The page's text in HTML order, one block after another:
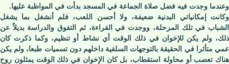
وعندما وجدت فيه فضل صلاة الجماعة في المسجد بدأت في المواظبة عليها.
وكانت إمكانياتي البدنية ضعيفة، ولا أحسن اللعب، فلم أنشغل بما يشغل
الشباب في تلك المرحلة، ووجدت في القراءة، ثم التفوق والدراسة بديلاً عن
ذلك، ولم يكن للإخوان في ذلك الوقت أي نشاط أو تنظيم، وكما ذكرت كان
عمي متأثرا في الحقيقة بالتوجهات السلفية داخلهم دون تسميات طبعا، ولم يكن
هناك تعصب أو محاولة استقطاب، بل كان الإخوان في ذلك الوقت يمثلون روح